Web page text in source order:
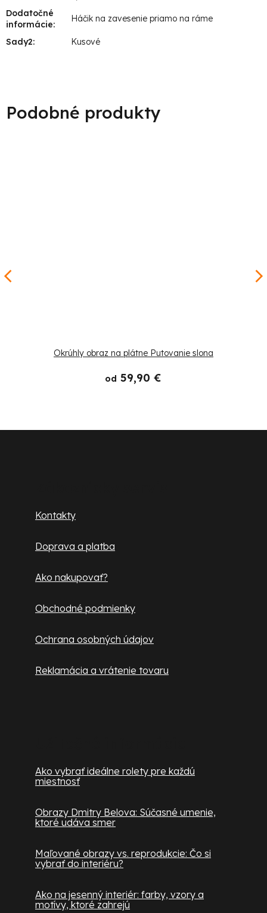
Dodatočné
informácie:
Háčik na zavesenie priamo na ráme
Sady2: Kusové
Okrúhly obraz na plátne Putovanie slona
od 59,90 €
Kontakty
Doprava a platba
Ako nakupovať?
Obchodné podmienky
Ochrana osobných údajov
Reklamácia a vrátenie tovaru
Ako vybrať ideálne rolety pre každú
miestnosť
Obrazy Dmitry Belova: Súčasné umenie,
ktoré udáva smer
Maľované obrazy vs. reprodukcie: Čo si
vybrať do interiéru?
Ako na jesenný interiér: farby, vzory a
motívy, ktoré zahrejú